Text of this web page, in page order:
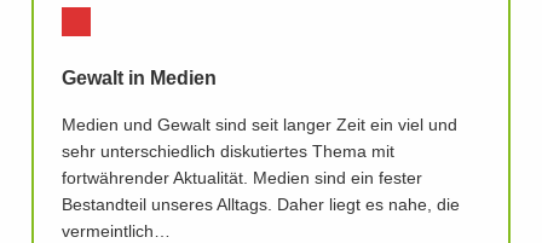
Gewalt in Medien
Medien und Gewalt sind seit langer Zeit ein viel und
sehr unterschiedlich diskutiertes Thema mit
fortwährender Aktualität. Medien sind ein fester
Bestandteil unseres Alltags. Daher liegt es nahe, die
vermeintlich…